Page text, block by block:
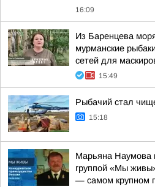
16:09
Из Баренцева
мурманские
сетей для
15:49
Рыбачий стал
15:18
Марьяна Наумова
группой «Мы
— самом крупном